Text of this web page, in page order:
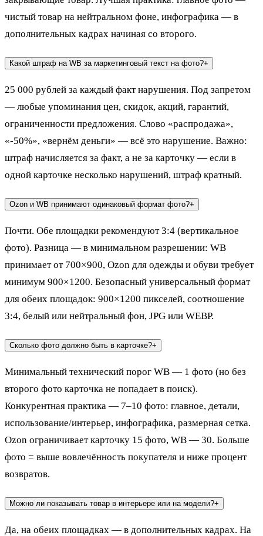
чистый товар на нейтральном фоне, инфографика — в
дополнительных кадрах начиная со второго.
Какой штраф на WB за маркетинговый текст на фото?+
25 000 рублей за каждый факт нарушения. Под запретом
— любые упоминания цен, скидок, акций, гарантий,
ограниченности предложения. Слово «распродажа»,
«-50%», «вернём деньги» — всё это нарушение. Важно:
штраф начисляется за факт, а не за карточку — если в
одной карточке несколько нарушений, штраф кратный.
Ozon и WB принимают одинаковый формат фото?+
Почти. Обе площадки рекомендуют 3:4 (вертикальное
фото). Разница — в минимальном разрешении: WB
принимает от 700×900, Ozon для одежды и обуви требует
минимум 900×1200. Безопасный универсальный формат
для обеих площадок: 900×1200 пикселей, соотношение
3:4, белый или нейтральный фон, JPG или WEBP.
Сколько фото должно быть в карточке?+
Минимальный технический порог WB — 1 фото (но без
второго фото карточка не попадает в поиск).
Конкурентная практика — 7–10 фото: главное, детали,
использование/интерьер, инфографика, размерная сетка.
Ozon ограничивает карточку 15 фото, WB — 30. Больше
фото = выше вовлечённость покупателя и ниже процент
возвратов.
Можно ли показывать товар в интерьере или на модели?+
Да, на обеих площадках — в дополнительных кадрах. На